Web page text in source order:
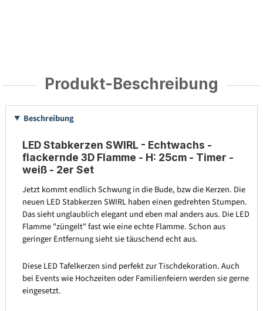
Produkt-Beschreibung
Beschreibung
LED Stabkerzen SWIRL - Echtwachs -
flackernde 3D Flamme - H: 25cm - Timer -
weiß - 2er Set
Jetzt kommt endlich Schwung in die Bude, bzw die Kerzen. Die
neuen LED Stabkerzen SWIRL haben einen gedrehten Stumpen.
Das sieht unglaublich elegant und eben mal anders aus. Die LED
Flamme "züngelt" fast wie eine echte Flamme. Schon aus
geringer Entfernung sieht sie täuschend echt aus.
Diese LED Tafelkerzen sind perfekt zur Tischdekoration. Auch
bei Events wie Hochzeiten oder Familienfeiern werden sie gerne
eingesetzt.